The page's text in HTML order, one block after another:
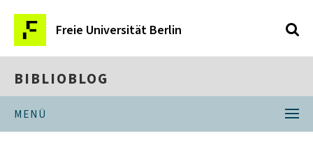
Freie Universität Berlin
BIBLIOBLOG
MENÜ